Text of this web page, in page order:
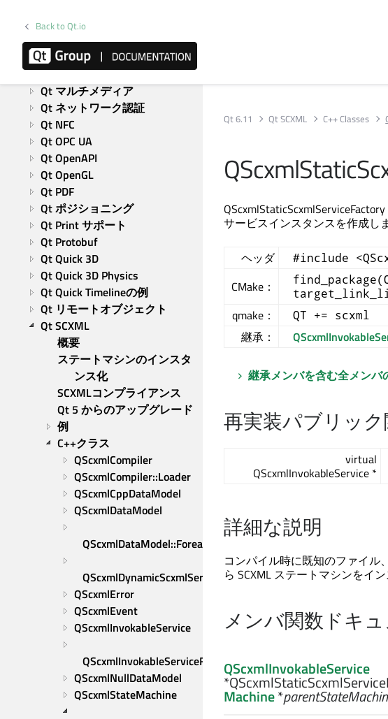
Back to Qt.io
Qt Labs StyleKit
Qt Location
Qt Lottie アニメーション
Qt MQTT
Qt マルチメディア
Qt ネットワーク認証
Qt NFC
Qt OPC UA
Qt OpenAPI
Qt OpenGL
Qt PDF
Qt ポジショニング
Qt Print サポート
Qt Protobuf
Qt Quick 3D
Qt Quick 3D Physics
Qt Quick Timelineの例
Qt リモートオブジェクト
Qt SCXML
概要
ステートマシンのインスタ
ンス化
SCXMLコンプライアンス
Qt 5 からのアップグレード
例
C++クラス
QScxmlCompiler
QScxmlCompiler::Loader
QScxmlCppDataModel
QScxmlDataModel
QScxmlDataModel::ForeachLoopBody
QScxmlDynamicScxmlServiceFactory
QScxmlError
QScxmlEvent
QScxmlInvokableService
QScxmlInvokableServiceFactory
QScxmlNullDataModel
QScxmlStateMachine
Qt 6.11 Qt SCXML C++ Classes
サービスインスタンスを作成しま
ヘッダ #include
CMake：
qmake： QT += scxml
継承：
継承メンバを含む全メンバ
再実装パブリッ
virtual
QScxmlInvokableService *
詳細な説明
コンパイル時に既知のファイル
ら SCXML ステートマシンをイ
メンバ関数ドキ
QScxmlInvokableService
Machine*